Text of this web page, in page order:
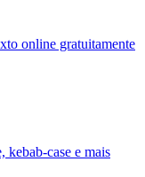
online gratuitamente
kebab-case e mais